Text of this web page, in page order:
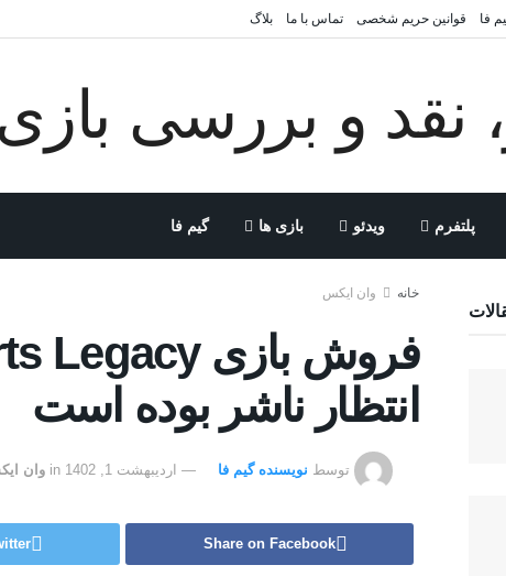
بلاگ تماس با ما قوانین حریم شخصی فا
گیم فا بازی ها ویدئو پلتفرم
خانه وان ایکس
انتظار ناشر بوده است
توسط نویسنده گیم فا اردیبهشت 1, 1402 in وان
Share on Facebook